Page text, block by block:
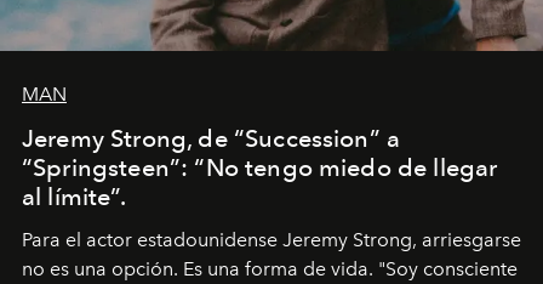
MAN
Jeremy Strong, de “Succession” a
“Springsteen”: “No tengo miedo de llegar
al límite”.
Para el actor estadounidense Jeremy Strong, arriesgarse
no es una opción. Es una forma de vida. "Soy consciente